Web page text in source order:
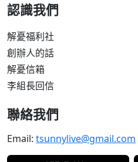
認識我們
解憂福利社
創辦人的話
解憂信箱
李組長回信
聯絡我們
Email: tsunnylive@gmail.com